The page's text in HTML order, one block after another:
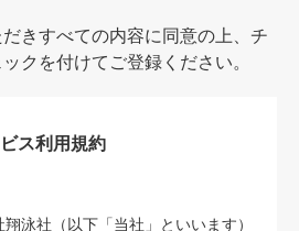
きすべての内容に同意の上、チ
クを付けてご登録ください。
ス利用規約
泳社（以下「当社」といいます）